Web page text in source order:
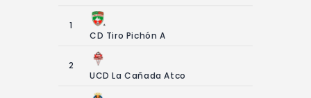
Contacto
1
CD Tiro Pichón A
2
UCD La Cañada Atco